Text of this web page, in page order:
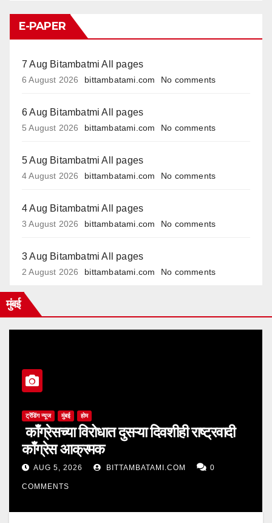
E-PAPER
7 Aug Bitambatmi All pages
6 August 2026 bittambatami.com No comments
6 Aug Bitambatmi All pages
5 August 2026 bittambatami.com No comments
5 Aug Bitambatmi All pages
4 August 2026 bittambatami.com No comments
4 Aug Bitambatmi All pages
3 August 2026 bittambatami.com No comments
3 Aug Bitambatmi All pages
2 August 2026 bittambatami.com No comments
मुंबई
ट्रेंडिंग न्यूज मुंबई होम
काँग्रेसच्या विरोधात दुसऱ्या दिवशीही राष्ट्रवादी
काँग्रेस आक्रमक
AUG 5, 2026 BITTAMBATAMI.COM 0
COMMENTS